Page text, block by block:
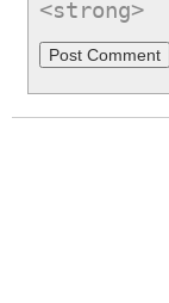
<strong>